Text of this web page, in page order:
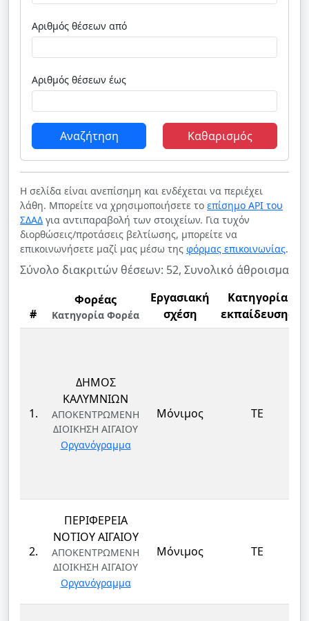
Αριθμός θέσεων από
Αριθμός θέσεων έως
Αναζήτηση Καθαρισμός
Η σελίδα είναι ανεπίσημη και ενδέχεται να περιέχει
λάθη. Μπορείτε να χρησιμοποιήσετε το επίσημο API του
ΣΔΑΔ για αντιπαραβολή των στοιχείων. Για τυχόν
διορθώσεις/προτάσεις βελτίωσης, μπορείτε να
επικοινωνήσετε μαζί μας μέσω της φόρμας επικοινωνίας.
Σύνολο διακριτών θέσεων: 52, Συνολικό άθροισμα
#
Φορέας
Κατηγορία Φορέα
Εργασιακή
σχέση
Κατηγορία
εκπαίδευσης
1.
ΔΗΜΟΣ
ΚΑΛΥΜΝΙΩΝ
ΑΠΟΚΕΝΤΡΩΜΕΝΗ
ΔΙΟΙΚΗΣΗ ΑΙΓΑΙΟΥ
Οργανόγραμμα
Μόνιμος ΤΕ
2.
ΠΕΡΙΦΕΡΕΙΑ
ΝΟΤΙΟΥ ΑΙΓΑΙΟΥ
ΑΠΟΚΕΝΤΡΩΜΕΝΗ
ΔΙΟΙΚΗΣΗ ΑΙΓΑΙΟΥ
Οργανόγραμμα
Μόνιμος ΤΕ